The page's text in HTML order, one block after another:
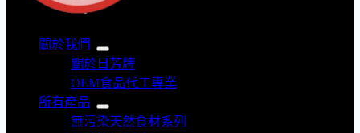
關於我們
關於日芳牌
OEM食品代工專業
所有產品
無污染天然食材系列